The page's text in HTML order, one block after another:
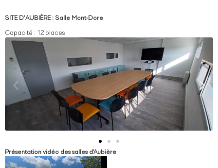
SITE D’AUBIÈRE : Salle Mont-Dore
Capacité : 12 places
Présentation vidéo des salles d'Aubière